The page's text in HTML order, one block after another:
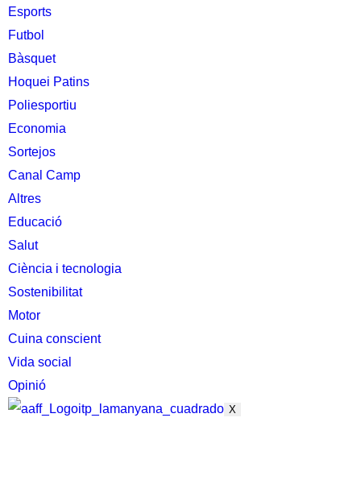
Esports
Futbol
Bàsquet
Hoquei Patins
Poliesportiu
Economia
Sortejos
Canal Camp
Altres
Educació
Salut
Ciència i tecnologia
Sostenibilitat
Motor
Cuina conscient
Vida social
Opinió
X